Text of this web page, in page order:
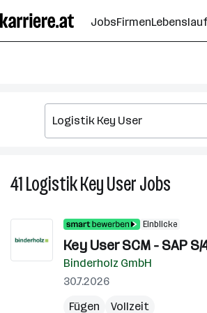
Seiteninhalt
springen
JobsFirmenLebenslauf
41Logistik Key UserJobs
User
Jobs
Einblicke
Key User SCM - SAP S/
Binderholz GmbH
30.7.2026
Fügen
Vollzeit